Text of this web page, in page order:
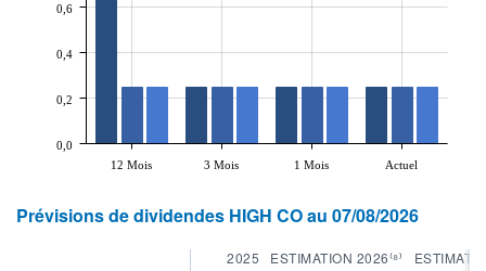
12 Mois 3 Mois 1 Mois Actuel
0,0
0,2
0,4
0,6
Prévisions de dividendes HIGH CO au 07/08/2026
2025 ESTIMATION 2026⁽⁸⁾